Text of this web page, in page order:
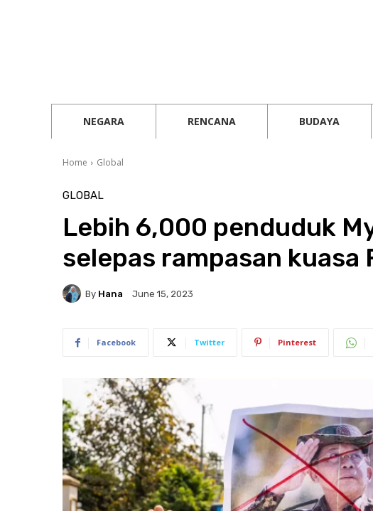
NEGARA RENCANA BUDAYA
Home Global
GLOBAL
Lebih 6,000 penduduk
selepas rampasan kuasa
By Hana June 15, 2023
Facebook Twitter Pinterest